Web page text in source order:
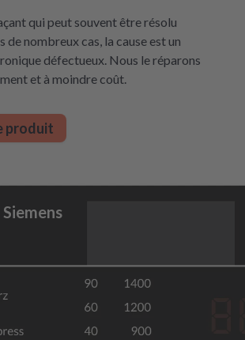
qui peut souvent être résolu
de nombreux cas, la cause est un
défectueux. Nous le réparons
et à moindre coût.
produit
Siemens